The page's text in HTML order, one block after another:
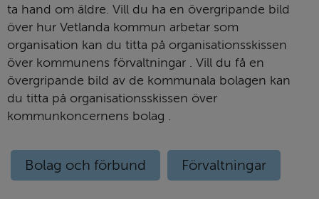
ta hand om äldre. Vill du ha en övergripande bild
över hur Vetlanda kommun arbetar som
organisation kan du titta på organisationsskissen
över kommunens förvaltningar . Vill du få en
övergripande bild av de kommunala bolagen kan
du titta på organisationsskissen över
kommunkoncernens bolag .
Bolag och förbund Förvaltningar